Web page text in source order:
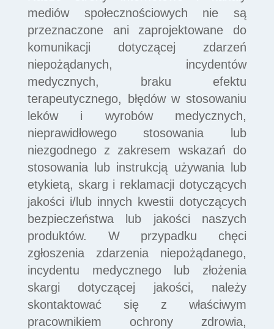
mediów społecznościowych nie są
przeznaczone ani zaprojektowane do
komunikacji dotyczącej zdarzeń
niepożądanych, incydentów
medycznych, braku efektu
terapeutycznego, błędów w stosowaniu
leków i wyrobów medycznych,
nieprawidłowego stosowania lub
niezgodnego z zakresem wskazań do
stosowania lub instrukcją używania lub
etykietą, skarg i reklamacji dotyczących
jakości i/lub innych kwestii dotyczących
bezpieczeństwa lub jakości naszych
produktów. W przypadku chęci
zgłoszenia zdarzenia niepożądanego,
incydentu medycznego lub złożenia
skargi dotyczącej jakości, należy
skontaktować się z właściwym
pracownikiem ochrony zdrowia,